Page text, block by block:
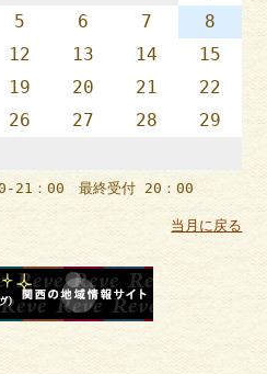
5 6 7
8
12 13 14
15
19 20 21
22
26 27 28
29
21：00 最終受付 20：00
当月に戻る